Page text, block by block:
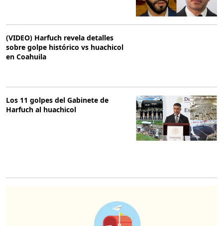
(VIDEO) Harfuch revela detalles
sobre golpe histórico vs huachicol
en Coahuila
Los 11 golpes del Gabinete de
Harfuch al huachicol